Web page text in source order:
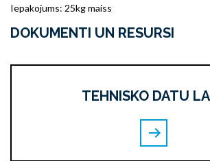
Iepakojums: 25kg maiss
DOKUMENTI UN RESURSI
TEHNISKO DATU